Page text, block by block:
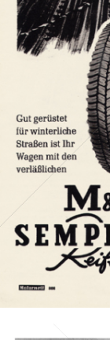
SEMPERIT